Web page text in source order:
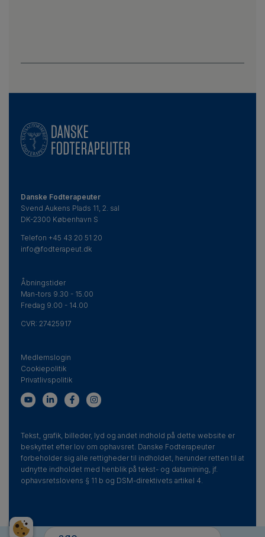
Search
Danske Fodterapeuter
Svend Aukens Plads 11, 2. sal
DK-2300 København S
Telefon +45 43 20 51 20
info@fodterapeut.dk
Åbningstider
Man-tors 9.30 - 15.00
Fredag 9.00 - 14.00
CVR: 27425917
Medlemslogin
Cookiepolitik
Privatlivspolitik
Tekst, grafik, billeder, lyd og andet indhold på dette website er
beskyttet efter lov om ophavsret. Danske Fodterapeuter
forbeholder sig alle rettigheder til indholdet, herunder retten til at
udnytte indholdet med henblik på tekst- og datamining, jf.
ophavsretslovens § 11 b og DSM-direktivets artikel 4.